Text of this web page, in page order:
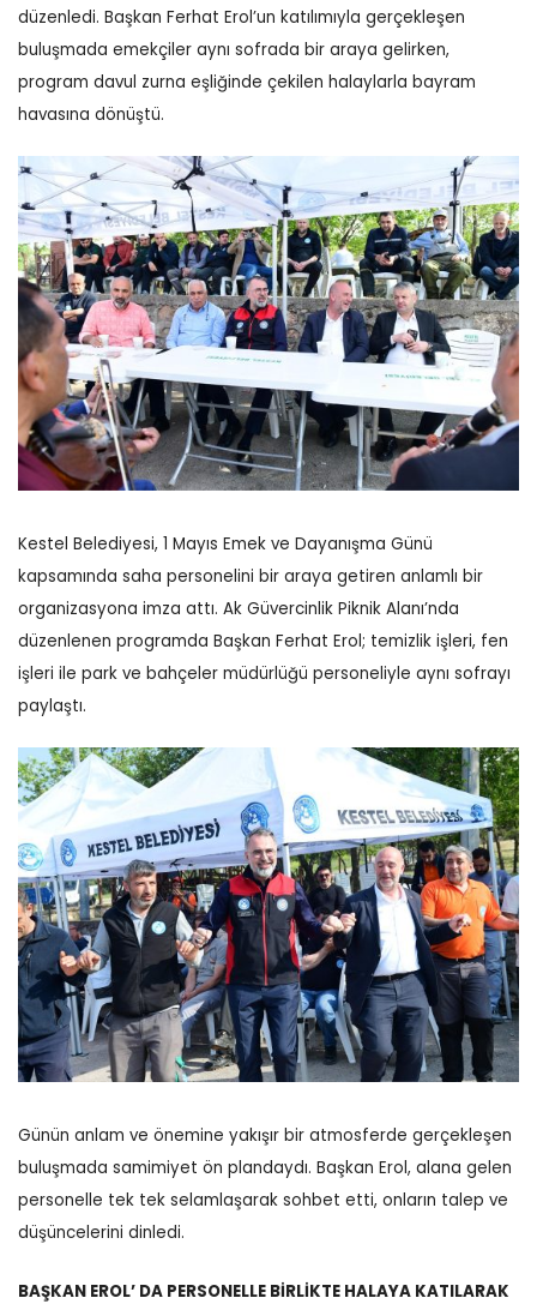
düzenledi. Başkan Ferhat Erol’un katılımıyla gerçekleşen
buluşmada emekçiler aynı sofrada bir araya gelirken,
program davul zurna eşliğinde çekilen halaylarla bayram
havasına dönüştü.
Kestel Belediyesi, 1 Mayıs Emek ve Dayanışma Günü
kapsamında saha personelini bir araya getiren anlamlı bir
organizasyona imza attı. Ak Güvercinlik Piknik Alanı’nda
düzenlenen programda Başkan Ferhat Erol; temizlik işleri, fen
işleri ile park ve bahçeler müdürlüğü personeliyle aynı sofrayı
paylaştı.
Günün anlam ve önemine yakışır bir atmosferde gerçekleşen
buluşmada samimiyet ön plandaydı. Başkan Erol, alana gelen
personelle tek tek selamlaşarak sohbet etti, onların talep ve
düşüncelerini dinledi.
BAŞKAN EROL’ DA PERSONELLE BİRLİKTE HALAYA KATILARAK